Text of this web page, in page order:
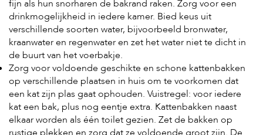
fijn als hun snorharen de bakrand raken. Zorg voor een
drinkmogelijkheid in iedere kamer. Bied keus uit
verschillende soorten water, bijvoorbeeld bronwater,
kraanwater en regenwater en zet het water niet te dicht in
de buurt van het voerbakje.
Zorg voor voldoende geschikte en schone kattenbakken
op verschillende plaatsen in huis om te voorkomen dat
een kat zijn plas gaat ophouden. Vuistregel: voor iedere
kat een bak, plus nog eentje extra. Kattenbakken naast
elkaar worden als één toilet gezien. Zet de bakken op